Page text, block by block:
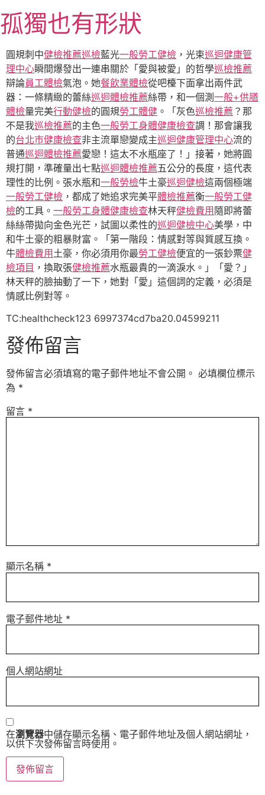
至
主
要
內
容
孤獨也有形狀
圓規刺中健檢推薦巡檢藍光一般勞工健檢 ，光束巡迴健康管
理中心瞬間爆發出一連串關於「愛與被愛」的哲學巡檢推薦
辯論員工體檢氣泡。她餐飲業體檢從吧檯下面拿出兩件武
器：一條精緻的蕾絲巡迴體檢推薦絲帶，和一個測 一般+供膳
體檢量完美行動健檢的圓規勞工體健 。「灰色巡檢推薦 ？那
不是我巡檢推薦的主色一般勞工身體健康檢查調！那會讓我
的台北巿健康檢查非主流單戀變成主巡迴健康管理中心流的
普通巡迴體檢推薦愛戀！這太不水瓶座了！」接著，她將圓
規打開，準確量出七點巡迴體檢推薦五公分的長度，這代表
理性的比例。張水瓶和一般勞檢牛土豪巡迴健檢這兩個極端
一般勞工健檢 ，都成了她追求完美平體檢推薦衡一般勞工健
檢的工具。 一般勞工身體健康檢查林天秤健檢費用 隨即將蕾
絲絲帶拋向金色光芒，試圖以柔性的巡迴健檢中心美學，中
和牛土豪的粗暴財富。「第一階段：情感對等與質感互換。
牛體檢費用 土豪，你必須用你最勞工健檢便宜的一張鈔票健
檢項目 ，換取張健檢推薦水瓶最貴的一滴淚水。」「愛？」
林天秤的臉抽動了一下，她對「愛」這個詞的定義，必須是
情感比例對等。
TC:healthcheck123 6997374cd7ba20.04599211
發佈留言
發佈留言必須填寫的電子郵件地址不會公開。 必填欄位標示
為 *
留言 *
顯示名稱 *
電子郵件地址 *
個人網站網址
在瀏覽器中儲存顯示名稱、電子郵件地址及個人網站網址，
以供下次發佈留言時使用。